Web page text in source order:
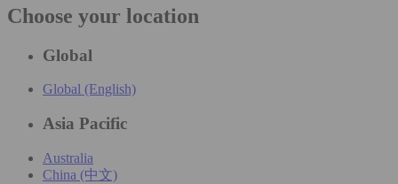
Choose your location
Global
Global (English)
Asia Pacific
Australia
China (中文)